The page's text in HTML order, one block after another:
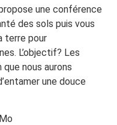
une conférence
des sols puis vous
terre pour
L’objectif? Les
nous aurons
une douce